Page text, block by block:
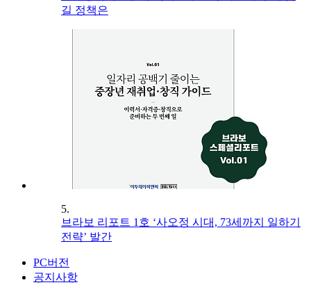
길 정책은
5.
브라보 리포트 1호 ‘사오정 시대, 73세까지 일하기
전략’ 발간
PC버전
공지사항